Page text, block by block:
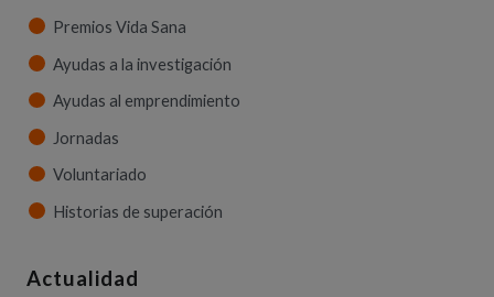
Premios Vida Sana
Ayudas a la investigación
Ayudas al emprendimiento
Jornadas
Voluntariado
Historias de superación
Actualidad